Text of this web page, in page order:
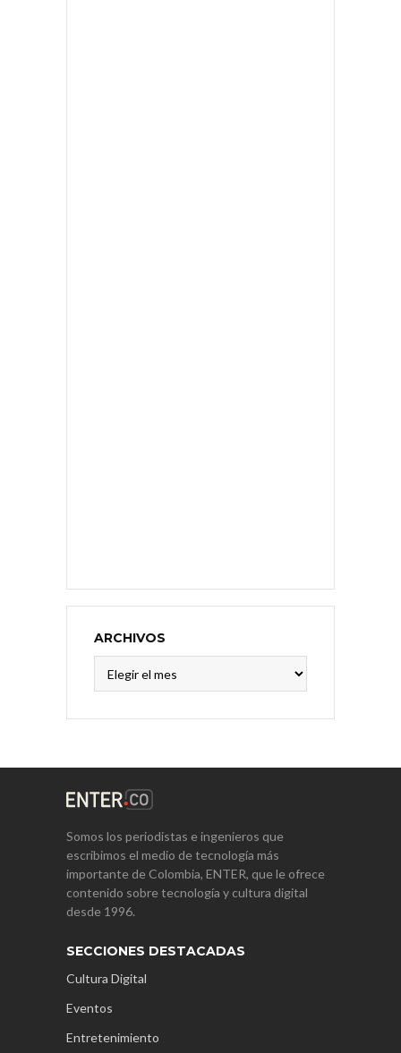
ARCHIVOS
Somos los periodistas e ingenieros que
escribimos el medio de tecnología más
importante de Colombia, ENTER, que le ofrece
contenido sobre tecnología y cultura digital
desde 1996.
SECCIONES DESTACADAS
Cultura Digital
Eventos
Entretenimiento